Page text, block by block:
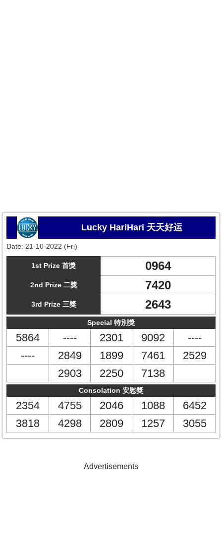
Lucky HariHari 天天好运
Date: 21-10-2022 (Fri)
1st Prize 首獎 0964
2nd Prize 二獎 7420
3rd Prize 三獎 2643
Special 特別獎
5864 ---- 2301 9092
----
----
2849 1899 7461
2529
2903
2250 7138
Consolation 安慰獎
2354 4755 2046 1088
6452
3818
4298 2809 1257 3055
Advertisements